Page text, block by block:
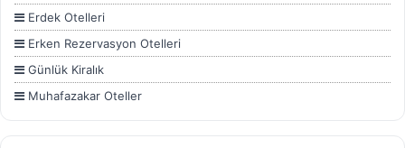
Erdek Otelleri
Erken Rezervasyon Otelleri
Günlük Kiralık
Muhafazakar Oteller